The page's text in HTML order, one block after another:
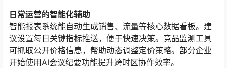
日常运营的智能化辅助
智能报表系统能自动生成销售、流量等核心数据看板。建
议设置每日关键指标推送，便于快速决策。竞品监测工具
可抓取公开价格信息，帮助动态调整定价策略。部分企业
开始使用AI会议纪要功能提升跨时区协作效率。